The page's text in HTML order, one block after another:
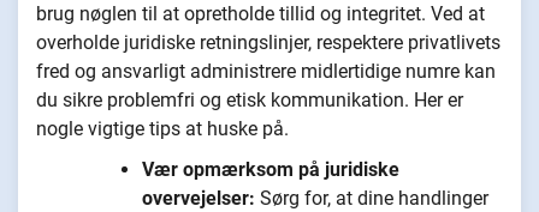
brug nøglen til at opretholde tillid og integritet. Ved at
overholde juridiske retningslinjer, respektere privatlivets
fred og ansvarligt administrere midlertidige numre kan
du sikre problemfri og etisk kommunikation. Her er
nogle vigtige tips at huske på.
Vær opmærksom på juridiske
overvejelser: Sørg for, at dine handlinger